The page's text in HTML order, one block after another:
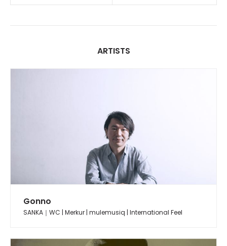
ARTISTS
Gonno
SANKA｜WC | Merkur | mulemusiq | International Feel